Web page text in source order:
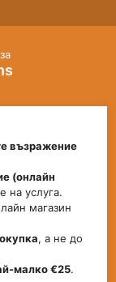
възражение
(онлайн
на услуга.
магазин
, а не до
малко €25.